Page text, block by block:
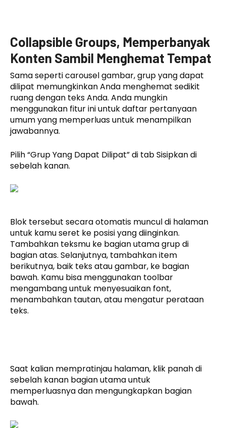
Collapsible Groups, Memperbanyak
Konten Sambil Menghemat Tempat
Sama seperti carousel gambar, grup yang dapat
dilipat memungkinkan Anda menghemat sedikit
ruang dengan teks Anda. Anda mungkin
menggunakan fitur ini untuk daftar pertanyaan
umum yang memperluas untuk menampilkan
jawabannya.
Pilih “Grup Yang Dapat Dilipat” di tab Sisipkan di
sebelah kanan.
Blok tersebut secara otomatis muncul di halaman
untuk kamu seret ke posisi yang diinginkan.
Tambahkan teksmu ke bagian utama grup di
bagian atas. Selanjutnya, tambahkan item
berikutnya, baik teks atau gambar, ke bagian
bawah. Kamu bisa menggunakan toolbar
mengambang untuk menyesuaikan font,
menambahkan tautan, atau mengatur perataan
teks.
Saat kalian mempratinjau halaman, klik panah di
sebelah kanan bagian utama untuk
memperluasnya dan mengungkapkan bagian
bawah.